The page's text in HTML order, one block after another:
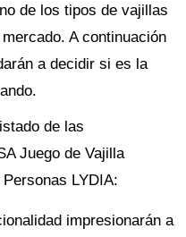
de los tipos de vajillas
A continuación
a decidir si es la
de las
Juego de Vajilla
LYDIA:
impresionarán a